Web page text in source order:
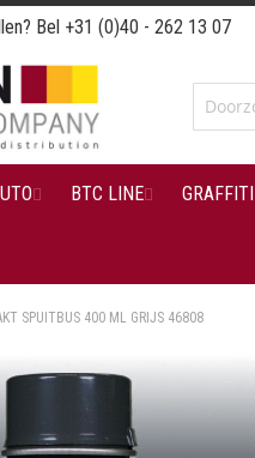
Bel +31 (0)40 - 262 13 07
BTC LINE GRAFFITI
SPUITBUS 400 ML GRIJS 46808